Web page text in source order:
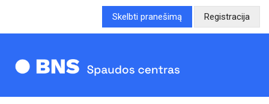
Skelbti pranešimą Registracija